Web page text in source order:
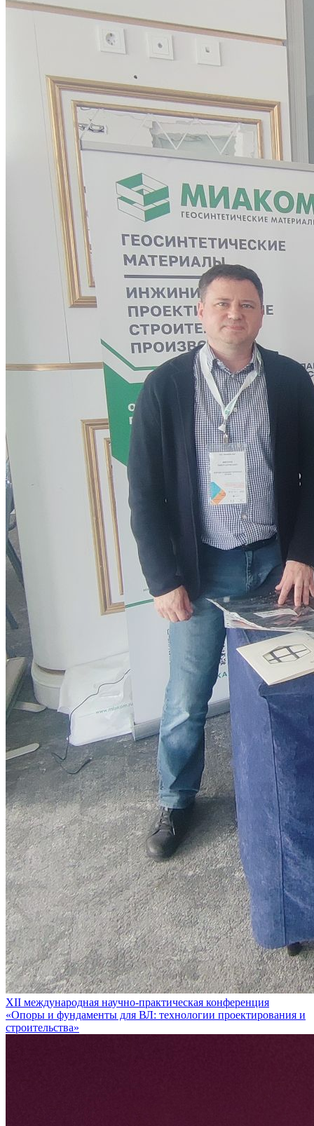
XII международная научно-практическая конференция
«Опоры и фундаменты для ВЛ: технологии проектирования и
строительства»